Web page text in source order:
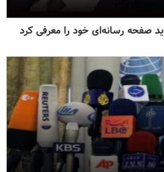
صفحه رسانه‌ای خود را معرفی کرد